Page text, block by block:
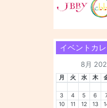
イベントカ
8月
月 火 水 木
3
4 5 6
10
11 12 13